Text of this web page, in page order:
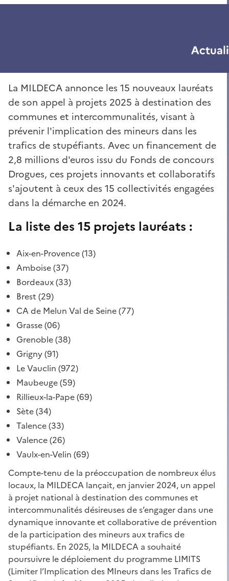
La MILDECA annonce les 15 nouveaux lauréats
de son appel à projets 2025 à destination des
communes et intercommunalités, visant à
prévenir l'implication des mineurs dans les
trafics de stupéfiants. Avec un financement de
2,8 millions d'euros issu du Fonds de concours
Drogues, ces projets innovants et collaboratifs
s'ajoutent à ceux des 15 collectivités engagées
dans la démarche en 2024.
La liste des 15 projets lauréats :
Aix-en-Provence (13)
Amboise (37)
Bordeaux (33)
Brest (29)
CA de Melun Val de Seine (77)
Grasse (06)
Grenoble (38)
Grigny (91)
Le Vauclin (972)
Maubeuge (59)
Rillieux-la-Pape (69)
Sète (34)
Talence (33)
Valence (26)
Vaulx-en-Velin (69)
Compte-tenu de la préoccupation de nombreux élus
locaux, la MILDECA lançait, en janvier 2024, un appel
à projet national à destination des communes et
intercommunalités désireuses de s’engager dans une
dynamique innovante et collaborative de prévention
de la participation des mineurs aux trafics de
stupéfiants. En 2025, la MILDECA a souhaité
poursuivre le déploiement du programme LIMITS
(Limiter l’Implication des MIneurs dans les Trafics de